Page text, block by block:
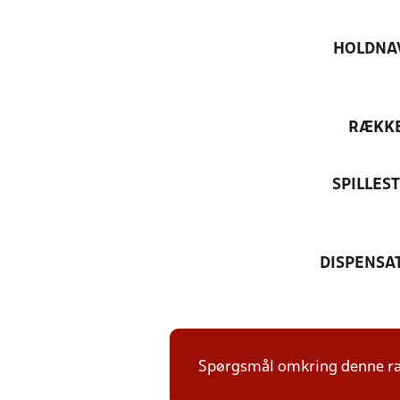
Spørgsmål omkring denne